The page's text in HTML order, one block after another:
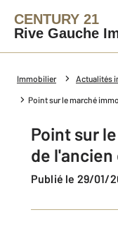
CENTURY 21
Rive Gauche
Immobilier Actualités
Point sur le marché
Point sur
de
Publié le 29/01/